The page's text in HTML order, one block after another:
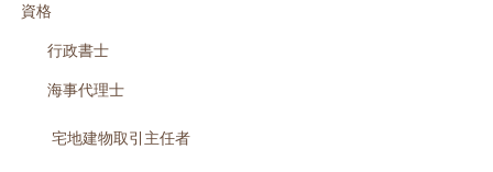
資格
行政書士
海事代理士
宅地建物取引主任者